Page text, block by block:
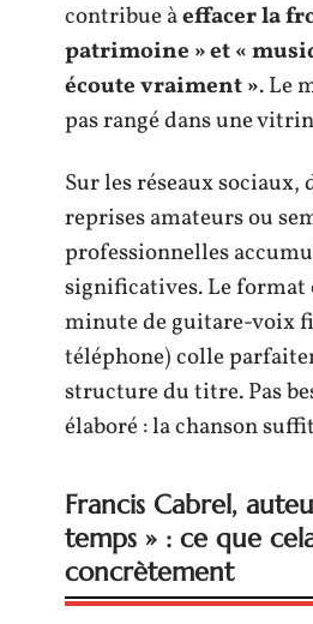
contribue àeffacer la
patrimoine » et «
écoute vraiment ». Le
pas rangé dans une
Sur les réseaux sociaux,
reprises amateurs ou
professionnelles
significatives. Le format
minute de guitare-voix
téléphone) colle
structure du titre. Pas
élaboré : la chanson
Francis Cabrel,
temps » : ce que
concrètement